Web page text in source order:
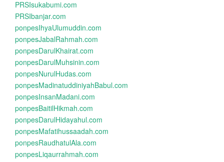
PRSIsukabumi.com
PRSIbanjar.com
ponpesIhyaUlumuddin.com
ponpesJabalRahmah.com
ponpesDarulKhairat.com
ponpesDarulMuhsinin.com
ponpesNurulHudas.com
ponpesMadinatuddiniyahBabul.com
ponpesInsanMadani.com
ponpesBaitilHikmah.com
ponpesDarulHidayahul.com
ponpesMafatihussaadah.com
ponpesRaudhatulAla.com
ponpesLiqaurrahmah.com